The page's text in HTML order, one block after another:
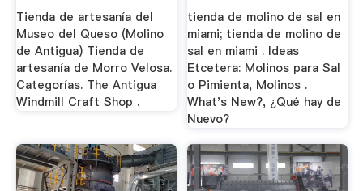
Tienda de artesanía del
Museo del Queso (Molino
de Antigua) Tienda de
artesanía de Morro Velosa.
Categorías. The Antigua
Windmill Craft Shop .
tienda de molino de sal en
miami; tienda de molino de
sal en miami . Ideas
Etcetera: Molinos para Sal
o Pimienta, Molinos .
What's New?, ¿Qué hay de
Nuevo?